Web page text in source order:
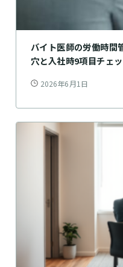
バイト医師の労働時間
穴と入社時9項目チェ
2026年6月1日